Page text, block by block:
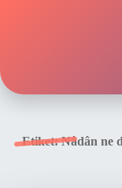
Etiket:Nâdân ne